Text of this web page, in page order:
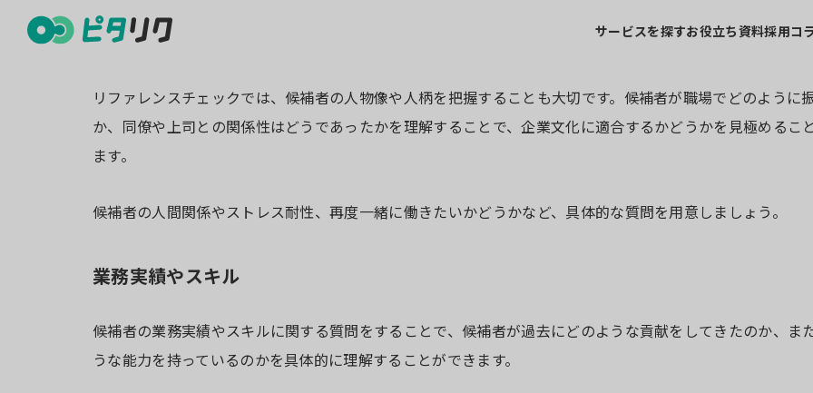
サービスを探すお役立ち資料採用コ
人物像や人柄
リファレンスチェックでは、候補者の人物像や人柄を把握することも大切です。候補者が職場でどのように
か、同僚や上司との関係性はどうであったかを理解することで、企業文化に適合するかどうかを見極めるこ
ます。
候補者の人間関係やストレス耐性、再度一緒に働きたいかどうかなど、具体的な質問を用意しましょう。
業務実績やスキル
候補者の業務実績やスキルに関する質問をすることで、候補者が過去にどのような貢献をしてきたのか、ま
うな能力を持っているのかを具体的に理解することができます。